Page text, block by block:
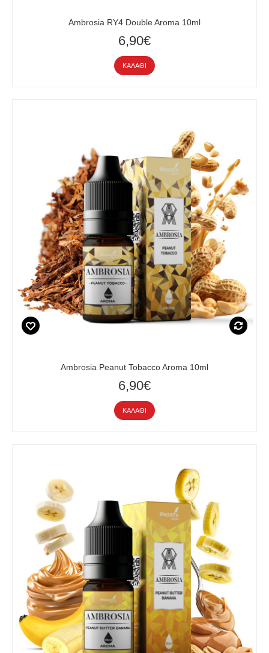
Ambrosia RY4 Double Aroma 10ml
6,90€
ΚΑΛΆΘΙ
Ambrosia Peanut Tobacco Aroma 10ml
6,90€
ΚΑΛΆΘΙ